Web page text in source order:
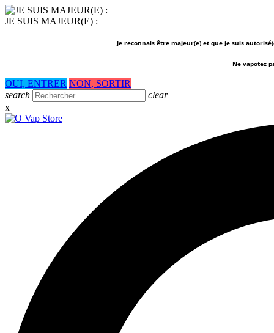
JE SUIS MAJEUR(E) :
Je reconnais être majeur(e) et que je suis
Ne vapotez
OUI, ENTRER NON, SORTIR
search
clear
x